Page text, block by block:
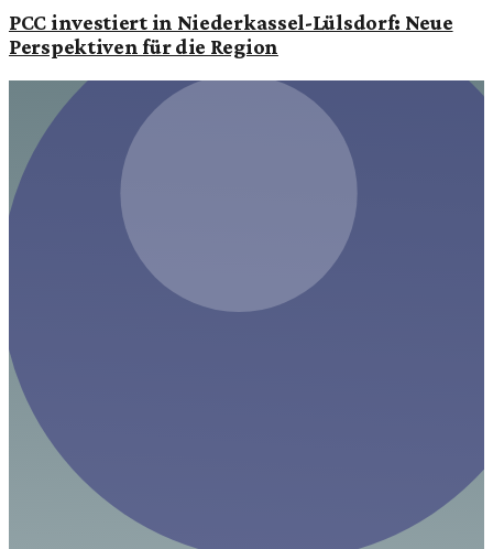
PCC investiert in Niederkassel-Lülsdorf: Neue
Perspektiven für die Region